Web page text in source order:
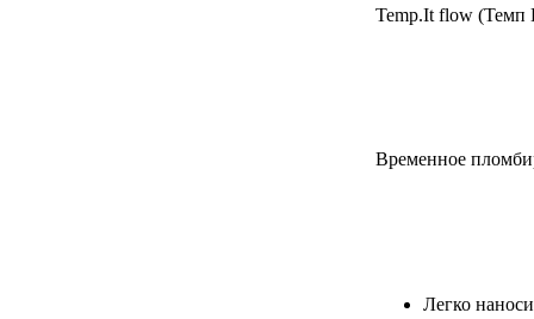
Temp.It flow (Темп
Временное
Легко